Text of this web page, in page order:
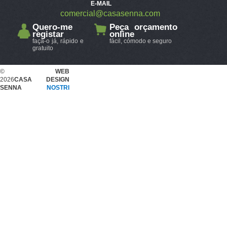
E-MAIL
comercial@casasenna.com
Quero-me
registar
faça-o já, rápido e
gratuito
Peça orçamento
online
fácil, cómodo e seguro
©
2026CASA
SENNA
WEB
DESIGN
NOSTRI